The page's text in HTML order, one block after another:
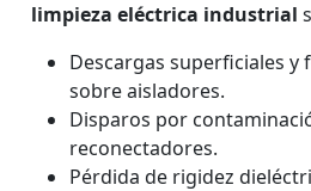
limpieza eléctrica industrial
Descargas superficiales
sobre aisladores.
Disparos por
reconectadores.
Pérdida de rigidez